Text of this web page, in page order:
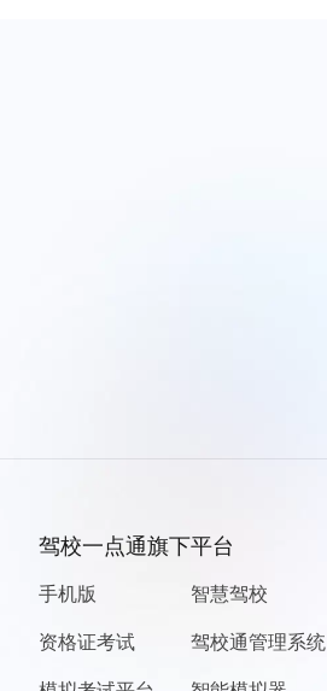
驾校一点通旗下平台
手机版
资格证考试
智慧驾校
驾校通管理系统